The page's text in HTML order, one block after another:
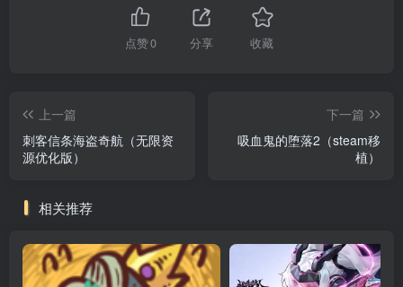
点赞0 分享 收藏
上一篇
刺客信条海盗奇航（无限资
源优化版）
下一篇
吸血鬼的堕落2（steam移
植）
相关推荐